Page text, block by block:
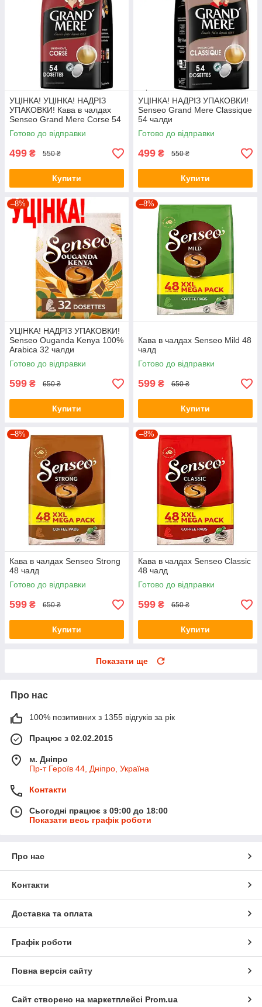
УЦІНКА! УЦІНКА! НАДРІЗ
УПАКОВКИ! Кава в чалдах
Senseo Grand Mere Corse 54
чалди
Готово до відправки
499 ₴ 550 ₴
Купити
УЦІНКА! НАДРІЗ УПАКОВКИ!
Senseo Grand Mere Classique
54 чалди
Готово до відправки
499 ₴ 550 ₴
Купити
–8%
УЦІНКА! НАДРІЗ УПАКОВКИ!
Senseo Ouganda Kenya 100%
Arabica 32 чалди
Готово до відправки
599 ₴ 650 ₴
Купити
–8%
Кава в чалдах Senseo Mild 48
чалд
Готово до відправки
599 ₴ 650 ₴
Купити
–8%
Кава в чалдах Senseo Strong
48 чалд
Готово до відправки
599 ₴ 650 ₴
Купити
–8%
Кава в чалдах Senseo Classic
48 чалд
Готово до відправки
599 ₴ 650 ₴
Купити
Показати ще
Про нас
100% позитивних з 1355 відгуків за рік
Працює з 02.02.2015
м. Дніпро
Пр-т Героїв 44, Дніпро, Україна
Контакти
Сьогодні працює з 09:00 до 18:00
Показати весь графік роботи
Про нас
Контакти
Доставка та оплата
Графік роботи
Повна версія сайту
Сайт створено на маркетплейсі Prom.ua